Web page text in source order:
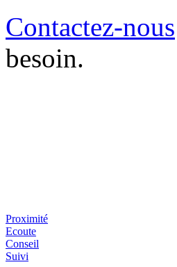
Contactez-nous
besoin.
Proximité
Ecoute
Conseil
Suivi